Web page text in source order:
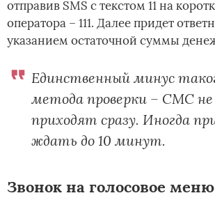
отправив SMS с текстом 11 на
оператора – 111. Далее придет
указанием остаточной суммы
Единственный минус
метода проверки – СМС не
приходят сразу. Иногда
ждать до 10 минут.
Звонок на голосовое меню